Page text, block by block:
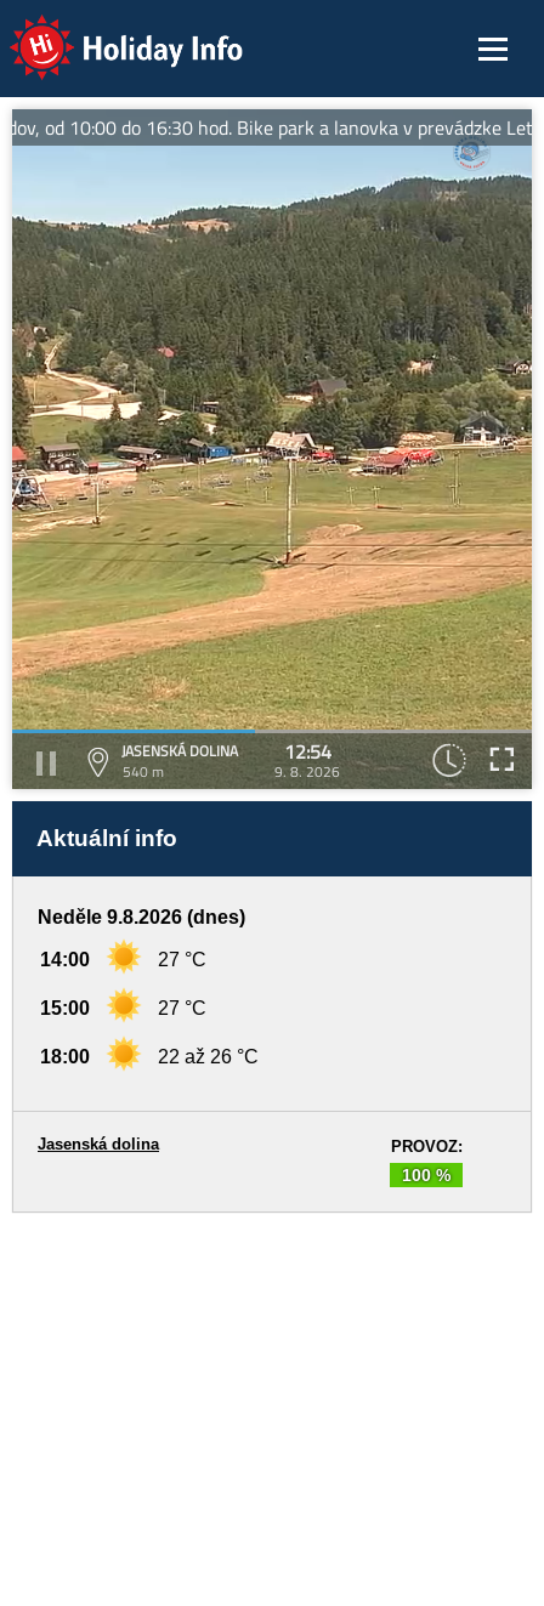
Holiday Info
od 10:00 do 16:30 hod. Bike park a lanovka v prevádzke
JASENSKÁ DOLINA
540 m
12:54
9. 8. 2026
Aktuální info
Neděle 9.8.2026 (dnes)
14:00 27 °C
15:00 27 °C
18:00 22 až 26 °C
PROVOZ:
100 %
Jasenská dolina